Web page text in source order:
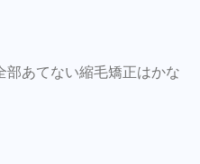
部あてない縮毛矯正はかな